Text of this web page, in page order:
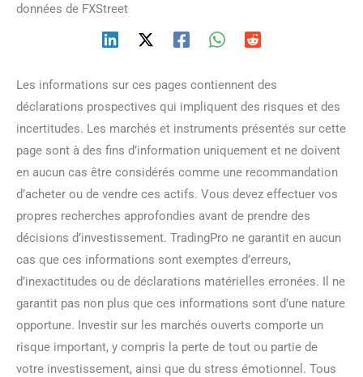
données de FXStreet
Les informations sur ces pages contiennent des
déclarations prospectives qui impliquent des risques et des
incertitudes. Les marchés et instruments présentés sur cette
page sont à des fins d’information uniquement et ne doivent
en aucun cas être considérés comme une recommandation
d’acheter ou de vendre ces actifs. Vous devez effectuer vos
propres recherches approfondies avant de prendre des
décisions d’investissement. TradingPro ne garantit en aucun
cas que ces informations sont exemptes d’erreurs,
d’inexactitudes ou de déclarations matérielles erronées. Il ne
garantit pas non plus que ces informations sont d’une nature
opportune. Investir sur les marchés ouverts comporte un
risque important, y compris la perte de tout ou partie de
votre investissement, ainsi que du stress émotionnel. Tous